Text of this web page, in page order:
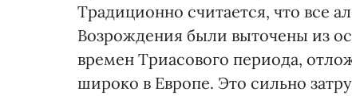
Традиционно считается, что все
Возрождения были выточены из
времен Триасового периода,
широко в Европе. Это сильно